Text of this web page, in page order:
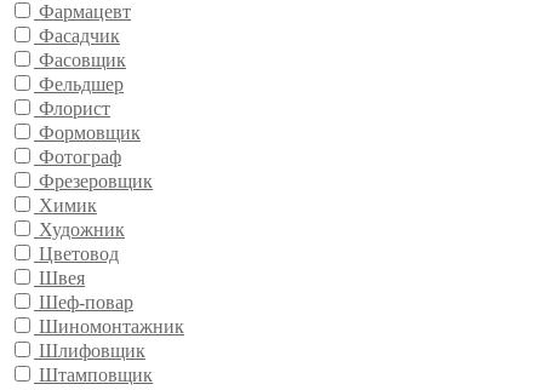
Фармацевт
Фасадчик
Фасовщик
Фельдшер
Флорист
Формовщик
Фотограф
Фрезеровщик
Химик
Художник
Цветовод
Швея
Шеф-повар
Шиномонтажник
Шлифовщик
Штамповщик